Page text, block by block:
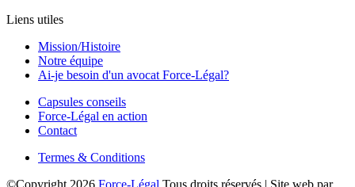
Liens utiles
Mission/Histoire
Notre équipe
Ai-je besoin d'un avocat Force-Légal?
Capsules conseils
Force-Légal en action
Contact
Termes & Conditions
©Copyright 2026 Force-Légal Tous droits réservés | Site web par